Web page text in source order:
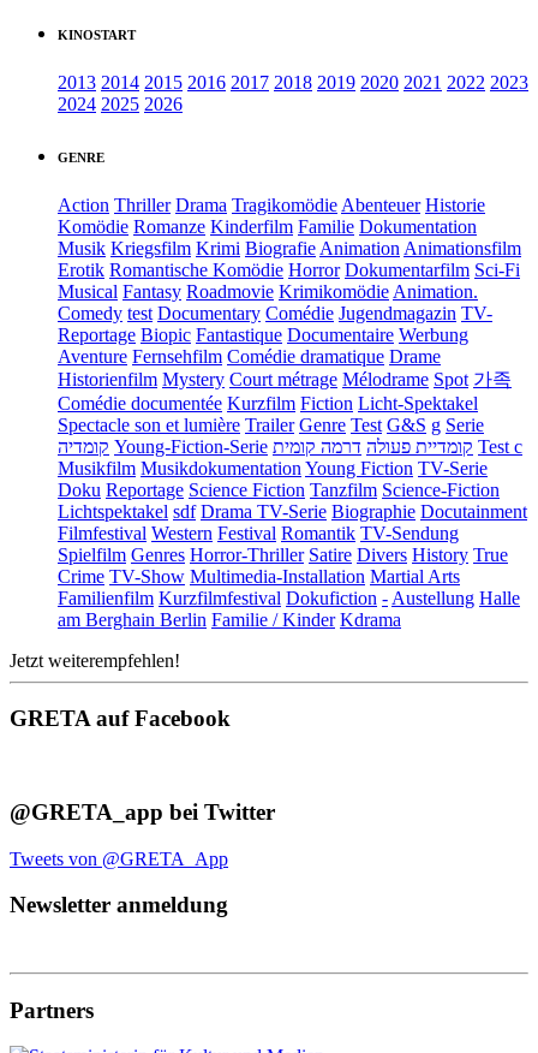
KINOSTART
2013 2014 2015 2016 2017 2018 2019 2020 2021 2022 2023
2024 2025 2026
GENRE
Action Thriller Drama Tragikomödie Abenteuer Historie
Komödie Romanze Kinderfilm Familie Dokumentation
Musik Kriegsfilm Krimi Biografie Animation Animationsfilm
Erotik Romantische Komödie Horror Dokumentarfilm Sci-Fi
Musical Fantasy Roadmovie Krimikomödie Animation.
Comedy test Documentary Comédie Jugendmagazin TV-
Reportage Biopic Fantastique Documentaire Werbung
Aventure Fernsehfilm Comédie dramatique Drame
Historienfilm Mystery Court métrage Mélodrame Spot 가족
Comédie documentée Kurzfilm Fiction Licht-Spektakel
Spectacle son et lumière Trailer Genre Test G&S g Serie
קומדיה Young-Fiction-Serie קומדיית פעולה דרמה קומית
Test c
Musikfilm Musikdokumentation Young Fiction TV-Serie
Doku Reportage Science Fiction Tanzfilm Science-Fiction
Lichtspektakel sdf Drama TV-Serie Biographie Docutainment
Filmfestival Western Festival Romantik TV-Sendung
Spielfilm Genres Horror-Thriller Satire Divers History True
Crime TV-Show Multimedia-Installation Martial Arts
Familienfilm Kurzfilmfestival Dokufiction - Austellung Halle
am Berghain Berlin Familie / Kinder Kdrama
Jetzt weiterempfehlen!
GRETA auf Facebook
@GRETA_app bei Twitter
Tweets von @GRETA_App
Newsletter anmeldung
Partners